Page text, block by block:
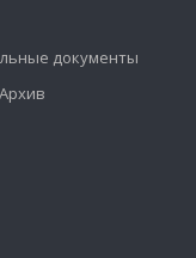
документы
Архив